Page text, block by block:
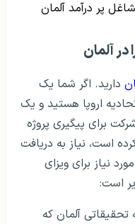
پر درآمد آلمان
در آلمان
دارید. اگر شما یک
اروپا هستید و یک
برای پیگیری پروژه
است، نیاز به دریافت
نیاز برای ویزای
است:
آلمان که